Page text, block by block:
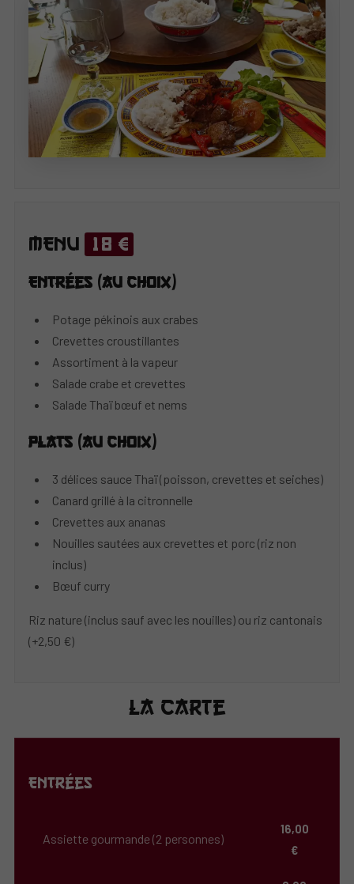
MENU 18 €
Entrées (au choix)
Potage pékinois aux crabes
Crevettes croustillantes
Assortiment à la vapeur
Salade crabe et crevettes
Salade Thaï bœuf et nems
Plats (au choix)
3 délices sauce Thaï (poisson, crevettes et seiches)
Canard grillé à la citronnelle
Crevettes aux ananas
Nouilles sautées aux crevettes et porc (riz non
inclus)
Bœuf curry
Riz nature (inclus sauf avec les nouilles) ou riz cantonais
(+2,50 €)
La carte
Entrées
Assiette gourmande (2 personnes)
16,00
€